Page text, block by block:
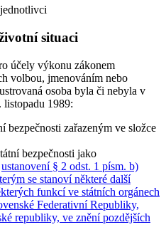
situaci
účely výkonu zákonem
volbou, jmenováním nebo
osoba byla či nebyla v
listopadu 1989:
bezpečnosti zařazeným ve složce
bezpečnosti jako
ustanovení § 2 odst. 1 písm. b)
se stanoví některé další
funkcí ve státních orgánech
Federativní Republiky,
republiky, ve znění pozdějších